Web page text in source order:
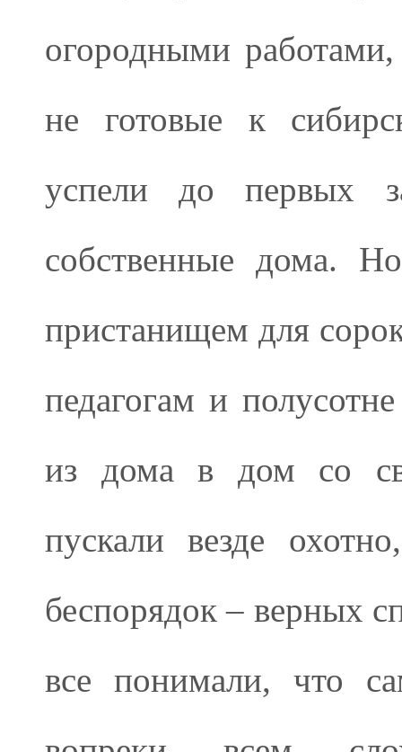
огородными
не готовые к
успели до первых
собственные дома.
пристанищем для
педагогам и
из дома в дом со
пускали везде
беспорядок – верных
все понимали, что